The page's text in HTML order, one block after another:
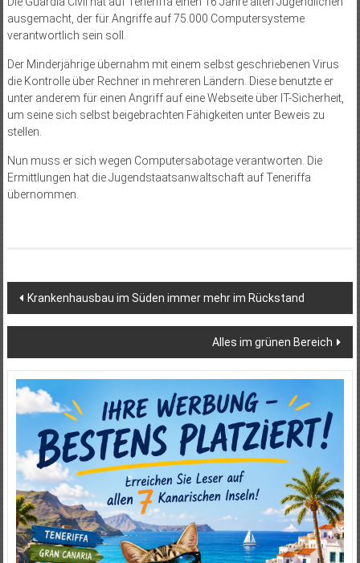
ausgemacht, der für Angriffe auf 75.000 Computersysteme
verantwortlich sein soll.
Der Minderjährige übernahm mit einem selbst geschriebenen Virus
die Kontrolle über Rechner in mehreren Ländern. Diese benutzte er
unter anderem für einen Angriff auf eine Webseite über IT-Sicherheit,
um seine sich selbst beigebrachten Fähigkeiten unter Beweis zu
stellen.
Nun muss er sich wegen Computersabotage verantworten. Die
Ermittlungen hat die Jugendstaatsanwaltschaft auf Teneriffa
übernommen.
Beitragsnavigation
Krankenhausbau im Süden immer mehr im Rückstand
Alles im grünen Bereich